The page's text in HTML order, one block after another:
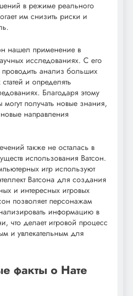
в режиме реального
им снизить риски и
нашел применение в
исследованиях. С его
анализ больших
и определять
Благодаря этому
могут получать новые знания,
направления
также не осталась в
использования Ватсон.
игр используют
Ватсона для создания
и интересных игровых
позволяет персонажам
информацию в
что делает игровой процесс
и увлекательным для
факты о Нате